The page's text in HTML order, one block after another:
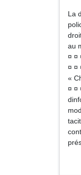
La
au
¤ ¤
¤ ¤
«
¤ ¤